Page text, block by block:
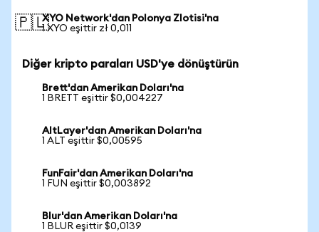
🇵🇱XYO Network'dan Polonya Zlotisi'na
1 XYO eşittir zł 0,011
Diğer kripto paraları USD'ye dönüştürün
Brett'dan Amerikan Doları'na
1 BRETT eşittir $0,004227
AltLayer'dan Amerikan Doları'na
1 ALT eşittir $0,00595
FunFair'dan Amerikan Doları'na
1 FUN eşittir $0,003892
Blur'dan Amerikan Doları'na
1 BLUR eşittir $0,0139